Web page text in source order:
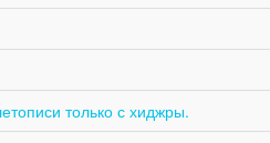
только с хиджры.